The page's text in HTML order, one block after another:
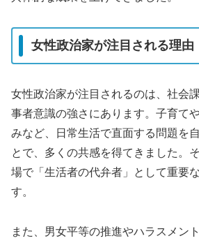
女性政治家が注目される理由
女性政治家が注目されるのは、社会
事者意識の強さにあります。子育て
みなど、日常生活で直面する問題を
とで、多くの共感を得てきました。
場で「生活者の代弁者」として重要
す。
また、男女平等の推進やハラスメン